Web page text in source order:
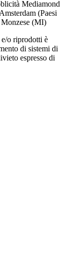
Mediamond
(Paesi
(MI)
e/o riprodotti è
di sistemi di
espresso di